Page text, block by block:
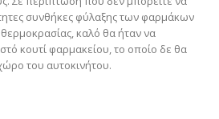
συνθήκες φύλαξης των φαρμάκων
καλό θα ήταν να
κουτί φαρμακείου, το οποίο δε θα
του αυτοκινήτου.